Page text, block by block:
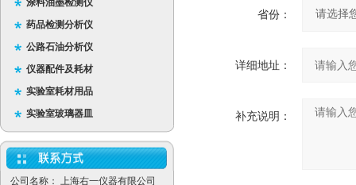
涂料油墨检测仪
药品检测分析仪
公路石油分析仪
仪器配件及耗材
实验室耗材用品
实验室玻璃器皿
公司名称： 上海右一仪器有限公司
省份：
详细地址：
补充说明：